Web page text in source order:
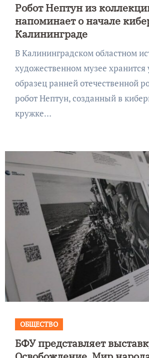
Робот Нептун из
напоминает о начале
Калининграде
В Калининградском областном историко-
художественном музее
образец ранней отечественной
робот Нептун, созданный в
кружке…
ОБЩЕСТВО
БФУ представляет